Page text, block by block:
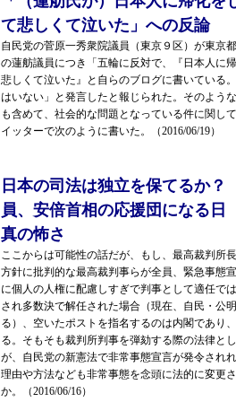
て悲しくて泣いた」への反論
自民党の菅原一秀衆院議員（東京９区）が東京
の蓮舫議員につき「五輪に反対で、『日本人に
悲しくて泣いた』と自らのブログに書いている
はいない」と発言したと報じられた。そのよう
も含めて、社会的な問題となっている件に関し
イッターで次のように書いた。（2016/06/19）
日本の司法は独立を保てるか
員、安倍首相の応援団になる
真の怖さ
ここからは可能性の話だが、もし、最高裁判所
方針に批判的な最高裁判事らが全員、緊急事態
に個人の人権に配慮しすぎで判事として適任で
され多数決で解任された場合（現在、自民・公
る）、空いたポストを指名するのは内閣であり
る。そもそも裁判所判事を弾劾する際の法律と
が、自民党の新憲法で非常事態宣言が発令され
理由や方法なども非常事態を念頭に法的に変更
か。（2016/06/16）